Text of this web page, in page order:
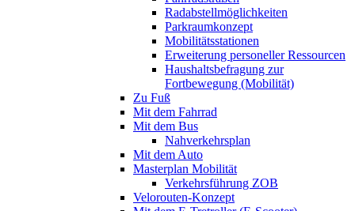
Radabstellmöglichkeiten
Parkraumkonzept
Mobilitätsstationen
Erweiterung personeller Ressourcen
Haushaltsbefragung zur
Fortbewegung (Mobilität)
Zu Fuß
Mit dem Fahrrad
Mit dem Bus
Nahverkehrsplan
Mit dem Auto
Masterplan Mobilität
Verkehrsführung ZOB
Velorouten-Konzept